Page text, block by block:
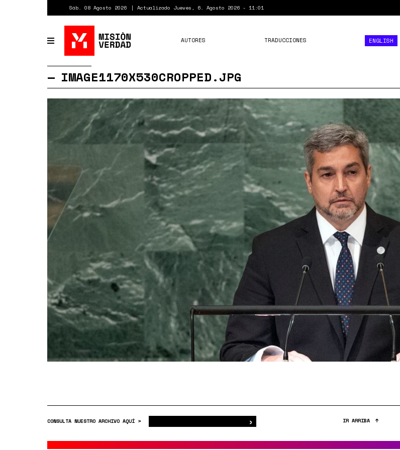
Sáb. 08 Agosto 2026 Actualizado Jueves, 6. Agosto 2026 - 11:01
Toggle
navigation
AUTORES TRADUCCIONES ENGLISH
IMAGE1170X530CROPPED.JPG
CONSULTA NUESTRO ARCHIVO AQUÍ > › IR ARRIBA